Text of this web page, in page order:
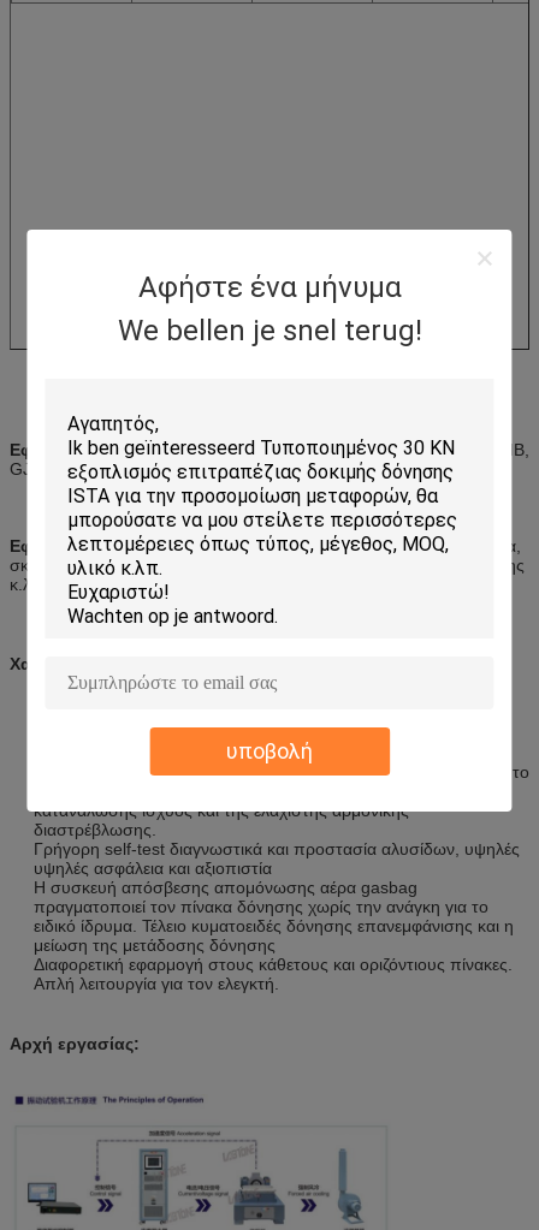
Αφήστε ένα μήνυμα
We bellen je snel terug!
υποβολή
Εφαρμόσιμα πρότυπα:MIL-STD, DIN, ISO, ASTM, IEC, ISTA, ΜΒ,
GJB, JIS, BS Κ.ΛΠ.
Εφαρμόσιμες βιομηχανίες:Αυτοκίνητος, ηλεκτρονική, αεροπορία,
σκάφος, τηλεπικοινωνίες, στρατιωτική βιομηχανία, όργανο μέτρησης
κ.λπ.
Χαρακτηριστικά γνωρίσματα
Δύναμη του συστήματος αναστολής και της γραμμικής
καθοδηγώντας λειτουργίες, υψηλή σταθερότητα.
Τέλεια απόδοση στην παραλλαγή εύρους.
Υψηλός αποδοτικός στη μετατροπή δύναμης κατηγορίας Δ, 3 - το
κατανάλωσης ισχύος και της ελάχιστης αρμονικής
διαστρέβλωσης.
Γρήγορη self-test διαγνωστικά και προστασία αλυσίδων, υψηλές
υψηλές ασφάλεια και αξιοπιστία
Η συσκευή απόσβεσης απομόνωσης αέρα gasbag
πραγματοποιεί τον πίνακα δόνησης χωρίς την ανάγκη για το
ειδικό ίδρυμα. Τέλειο κυματοειδές δόνησης επανεμφάνισης και η
μείωση της μετάδοσης δόνησης
Διαφορετική εφαρμογή στους κάθετους και οριζόντιους πίνακες.
Απλή λειτουργία για τον ελεγκτή.
Αρχή εργασίας: